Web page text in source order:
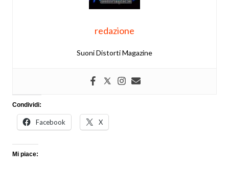
redazione
Suoni Distorti Magazine
Condividi:
Facebook X
Mi piace: